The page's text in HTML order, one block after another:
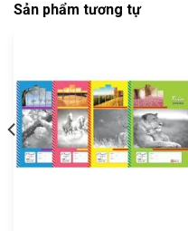
Sản phẩm tương tự